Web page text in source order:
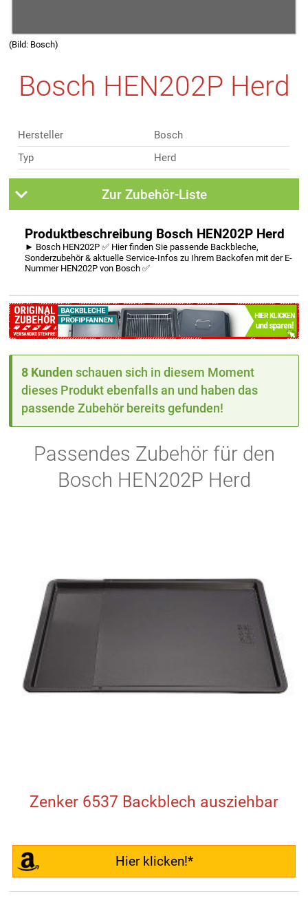
(Bild: Bosch)
Bosch HEN202P Herd
Hersteller
Bosch
Typ
Herd
Zur Zubehör-Liste
Produktbeschreibung Bosch HEN202P Herd
► Bosch HEN202P ✅ Hier finden Sie passende Backbleche,
Sonderzubehör & aktuelle Service-Infos zu Ihrem Backofen mit der E-
Nummer HEN202P von Bosch ✅
8 Kunden schauen sich in diesem Moment
dieses Produkt ebenfalls an und haben das
passende Zubehör bereits gefunden!
Passendes Zubehör für den
Bosch HEN202P Herd
Zenker 6537 Backblech ausziehbar
Hier klicken!*